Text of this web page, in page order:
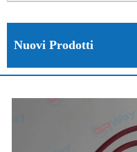
Nuovi Prodotti